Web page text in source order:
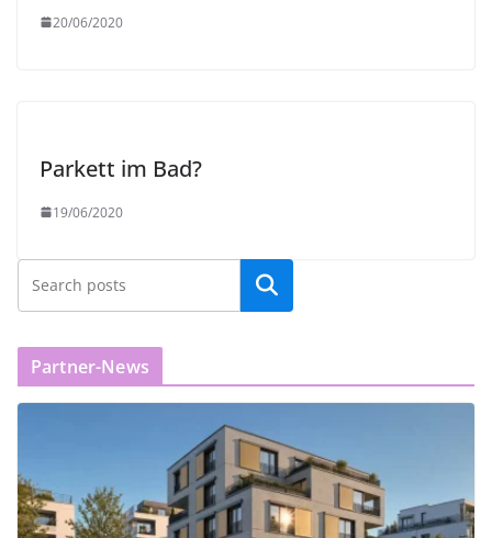
20/06/2020
Parkett im Bad?
19/06/2020
Partner-News